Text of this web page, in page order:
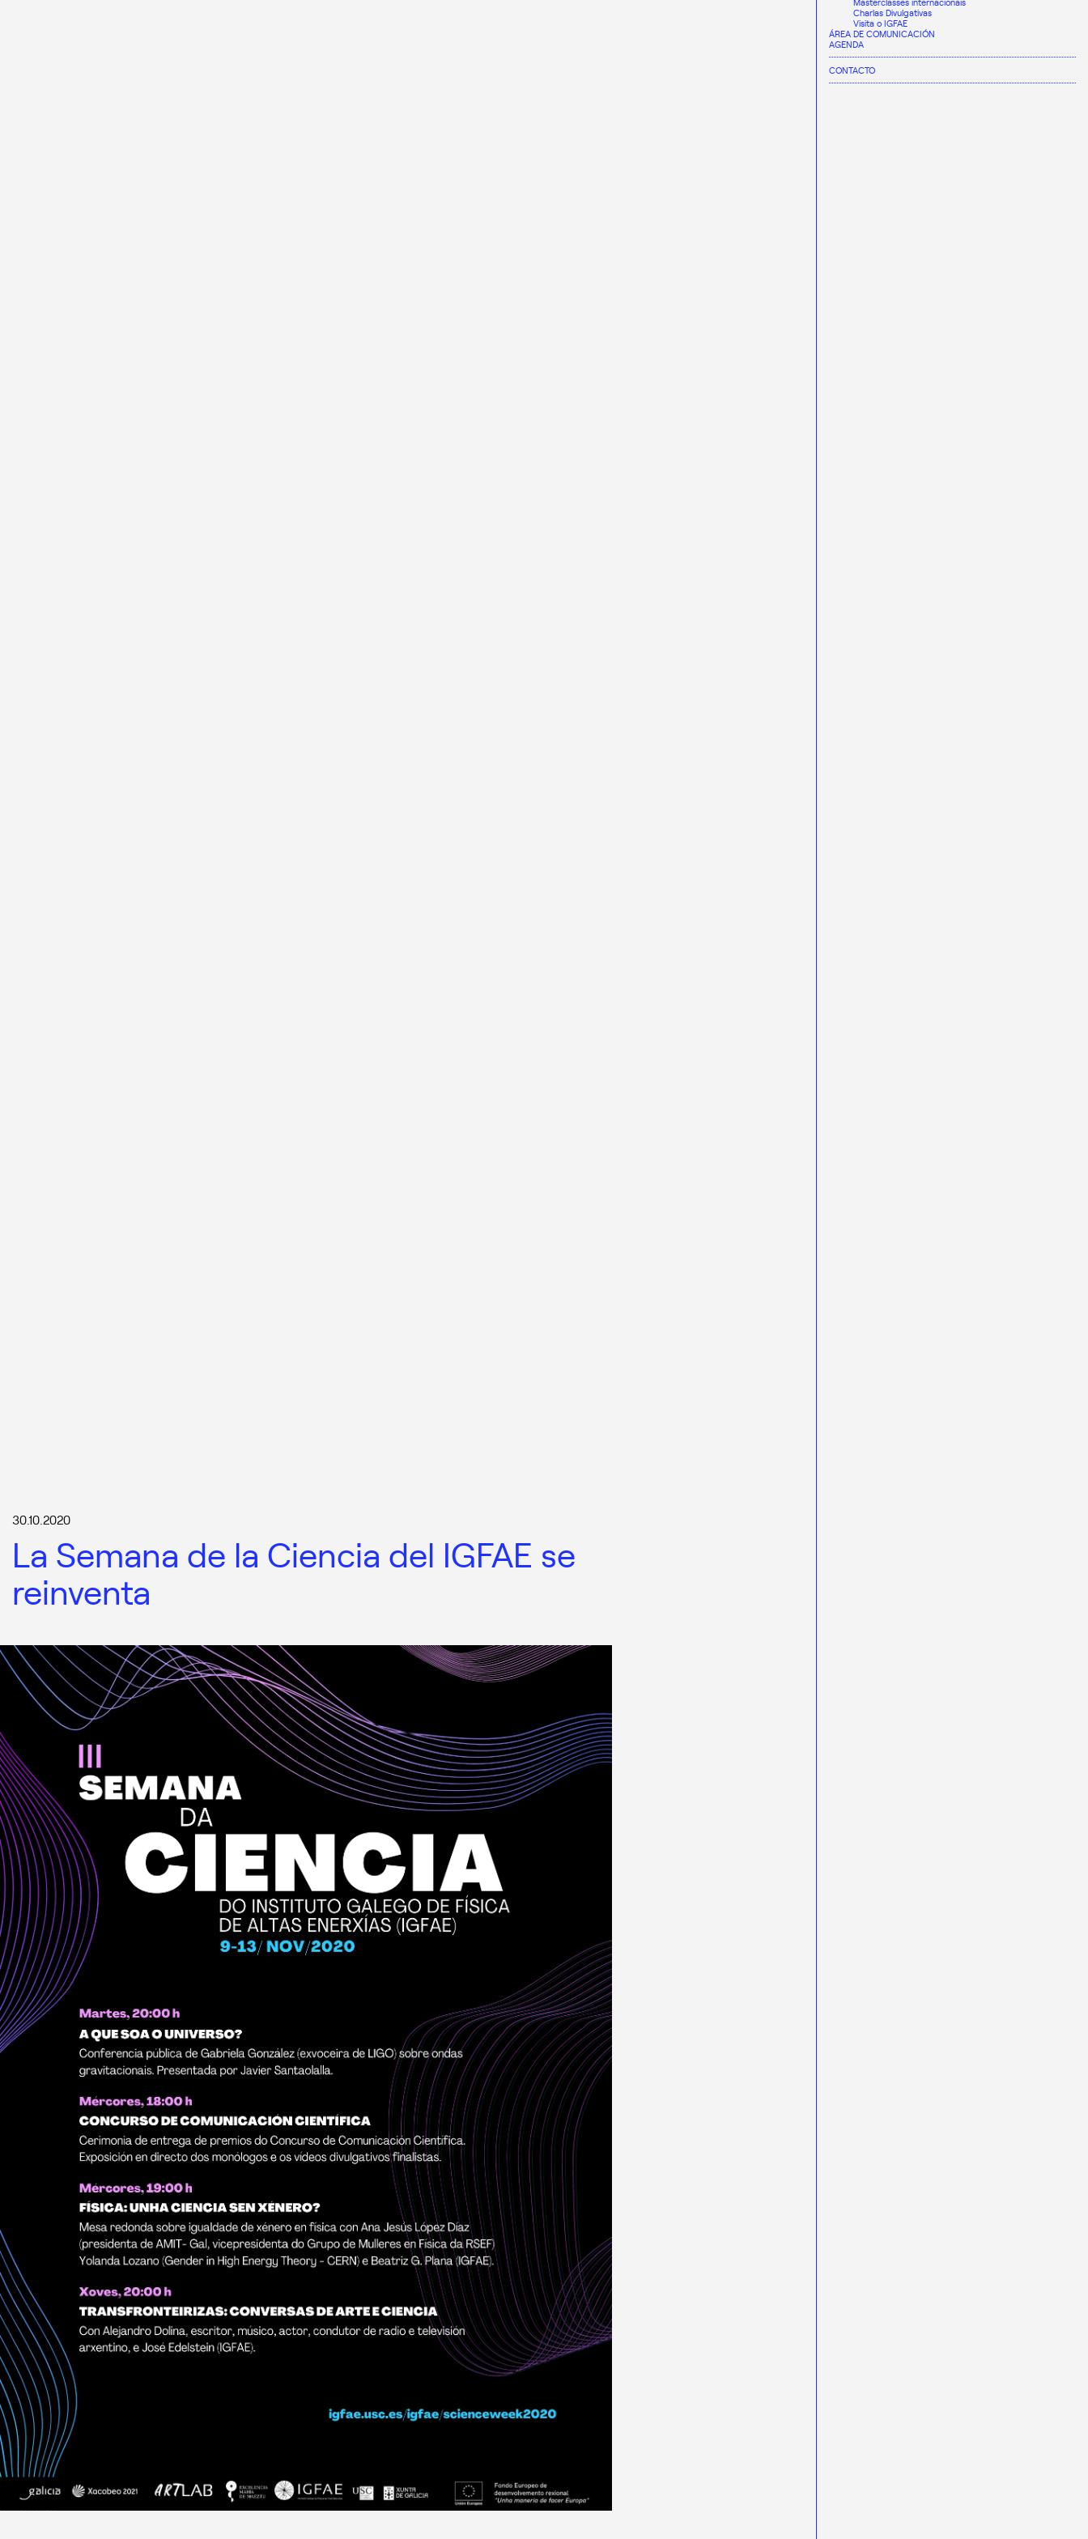
Charlas Divulgativas
Visita o IGFAE
ÁREA DE COMUNICACIÓN
AGENDA
CONTACTO
30.10.2020
La Semana de la Ciencia del IGFAE se
reinventa